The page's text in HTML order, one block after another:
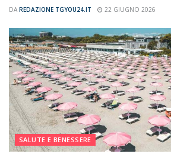
DA REDAZIONE TGYOU24.IT 22 GIUGNO 2026
SALUTE E BENESSERE